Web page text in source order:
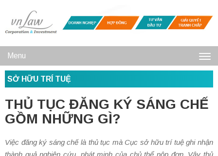
Menu
SỞ HỮU TRÍ TUỆ
THỦ TỤC ĐĂNG KÝ SÁNG CHẾ
GỒM NHỮNG GÌ?
Việc đăng ký sáng chế là thủ tục mà Cục sở hữu trí tuệ ghi nhận
thành quả nghiên cứu, phát minh của chủ thể nộp đơn. Vậy thủ